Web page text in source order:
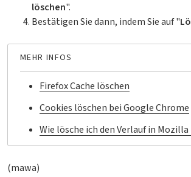
löschen".
Bestätigen Sie dann, indem Sie auf "
MEHR INFOS
Firefox Cache löschen
Cookies löschen bei Google Chrome
Wie lösche ich den Verlauf in Mozilla
(mawa)